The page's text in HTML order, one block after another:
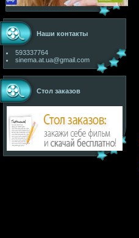
Наши контакты
593337764
sinema.at.ua@gmail.com
Стол заказов